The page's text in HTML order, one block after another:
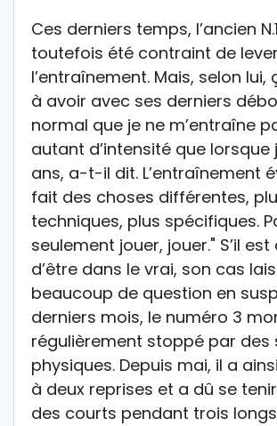
Ces derniers temps, l’ancien
toutefois été contraint de
l’entraînement. Mais, selon lui,
à avoir avec ses derniers
normal que je ne m’entraîne
autant d’intensité que lorsque
ans, a-t-il dit. L’entraînement
fait des choses différentes,
techniques, plus spécifiques.
seulement jouer, jouer." S’il
d’être dans le vrai, son cas
beaucoup de question en
derniers mois, le numéro 3
régulièrement stoppé par des
physiques. Depuis mai, il a
à deux reprises et a dû se
des courts pendant trois